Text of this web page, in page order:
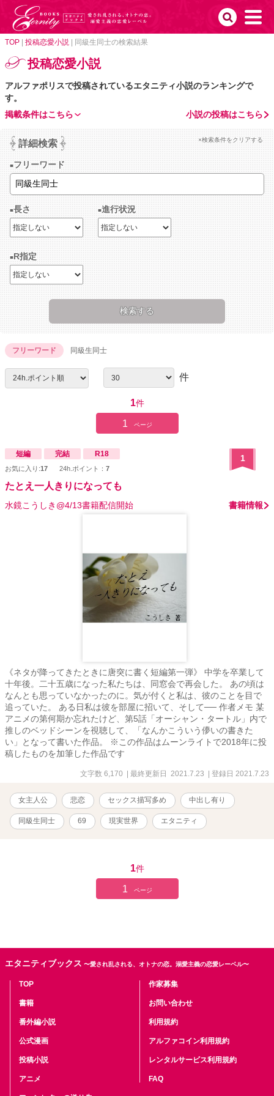
TOP 投稿恋愛小説 同級生同士の検索結果
投稿恋愛小説
アルファポリスで投稿されているエタニティ小説のランキングで
す。
小説の投稿はこちら
掲載条件はこちら
詳細検索 ×検索条件をクリアする
フリーワード
長さ 進行状況
R指定
フリーワード 同級生同士
件
1件
1 ページ
短編 完結 R18
お気に入り:17 24h.ポイント： 7
1
たとえ一人きりになっても
水鏡こうしき@4/13書籍配信開始 書籍情報
《ネタが降ってきたときに唐突に書く短編第一弾》 中学を卒業して
十年後。二十五歳になった私たちは、同窓会で再会した。 あの頃は
なんとも思っていなかったのに。気が付くと私は、彼のことを目で
追っていた。 ある日私は彼を部屋に招いて、そして── 作者メモ 某
アニメの第何期か忘れたけど、第5話「オーシャン・タートル」内で
推しのベッドシーンを視聴して、「なんかこういう儚いの書きた
い」となって書いた作品。 ※この作品はムーンライトで2018年に投
稿したものを加筆した作品です
文字数 6,170 | 最終更新日 2021.7.23 | 登録日 2021.7.23
女主人公 悲恋 セックス描写多め 中出し有り
同級生同士 69 現実世界 エタニティ
1件
1 ページ
エタニティブックス 〜愛され乱される、オトナの恋。溺愛主義の恋愛レーベル〜
TOP
書籍
番外編小説
公式漫画
投稿小説
アニメ
作家募集
お問い合わせ
利用規約
アルファコイン利用規約
レンタルサービス利用規約
FAQ